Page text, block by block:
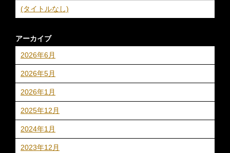
(タイトルなし)
アーカイブ
2026年6月
2026年5月
2026年1月
2025年12月
2024年1月
2023年12月